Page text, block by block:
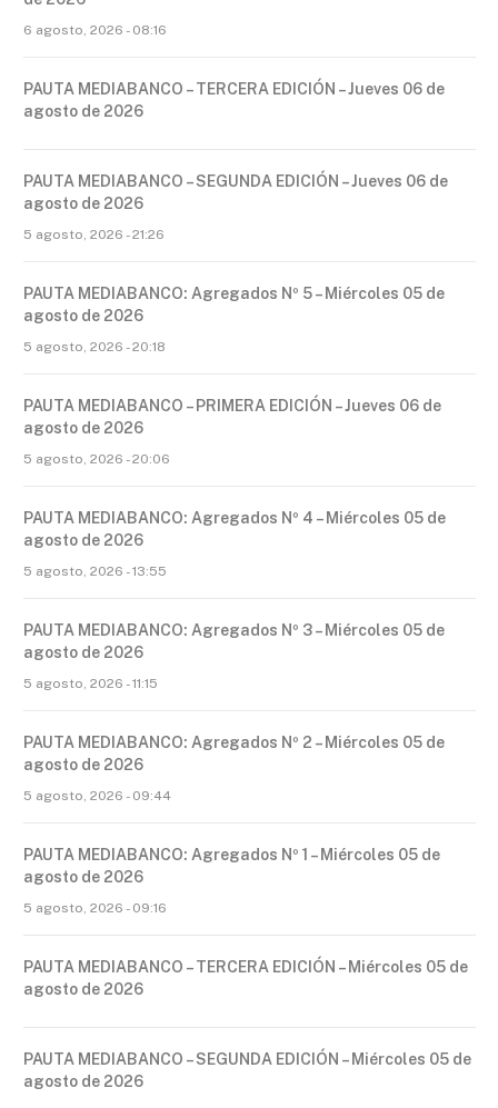
6 agosto, 2026 - 08:16
PAUTA MEDIABANCO – TERCERA EDICIÓN – Jueves 06 de
agosto de 2026
PAUTA MEDIABANCO – SEGUNDA EDICIÓN – Jueves 06 de
agosto de 2026
5 agosto, 2026 - 21:26
PAUTA MEDIABANCO: Agregados Nº 5 – Miércoles 05 de
agosto de 2026
5 agosto, 2026 - 20:18
PAUTA MEDIABANCO – PRIMERA EDICIÓN – Jueves 06 de
agosto de 2026
5 agosto, 2026 - 20:06
PAUTA MEDIABANCO: Agregados Nº 4 – Miércoles 05 de
agosto de 2026
5 agosto, 2026 - 13:55
PAUTA MEDIABANCO: Agregados Nº 3 – Miércoles 05 de
agosto de 2026
5 agosto, 2026 - 11:15
PAUTA MEDIABANCO: Agregados Nº 2 – Miércoles 05 de
agosto de 2026
5 agosto, 2026 - 09:44
PAUTA MEDIABANCO: Agregados Nº 1 – Miércoles 05 de
agosto de 2026
5 agosto, 2026 - 09:16
PAUTA MEDIABANCO – TERCERA EDICIÓN – Miércoles 05 de
agosto de 2026
PAUTA MEDIABANCO – SEGUNDA EDICIÓN – Miércoles 05 de
agosto de 2026